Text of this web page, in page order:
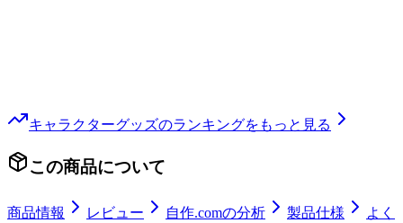
キャラクターグッズのランキングをもっと見る
この商品について
商品情報 レビュー 自作.comの分析 製品仕様
よく